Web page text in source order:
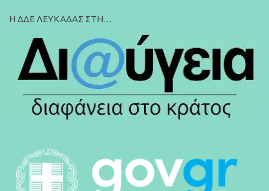
Η ΔΔΕ ΛΕΥΚΑΔΑΣ ΣΤΗ…